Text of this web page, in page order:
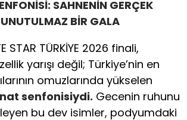
SAHNENİN GERÇEK
BİR GALA
STAR TÜRKİYE 2026 finali,
yarışı değil; Türkiye’nin en
omuzlarında yükselen
senfonisiydi. Gecenin ruhunu
bu dev isimler, podyumdaki